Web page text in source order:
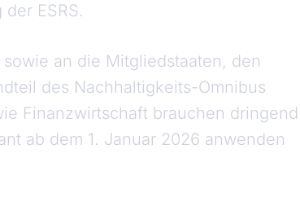
ESRS.
an die Mitgliedstaaten, den
des Nachhaltigkeits-Omnibus
Finanzwirtschaft brauchen dringend
ab dem 1. Januar 2026 anwenden